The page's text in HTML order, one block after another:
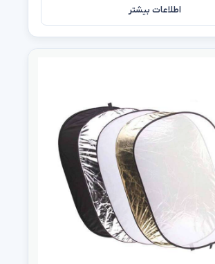
اطلاعات بیشتر